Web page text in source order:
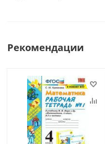
Рекомендации